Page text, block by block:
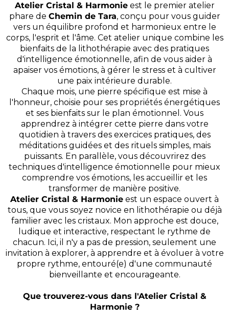
Atelier Cristal & Harmonieest le premier atelier
phare de Chemin de Tara, conçu pour vous guider
vers un équilibre profond et harmonieux entre le
corps, l'esprit et l'âme. Cet atelier unique combine les
bienfaits de la lithothérapie avec des pratiques
d'intelligence émotionnelle, afin de vous aider à
apaiser vos émotions, à gérer le stress et à cultiver
une paix intérieure durable.
Chaque mois, une pierre spécifique est mise à
l'honneur, choisie pour ses propriétés énergétiques
et ses bienfaits sur le plan émotionnel. Vous
apprendrez à intégrer cette pierre dans votre
quotidien à travers des exercices pratiques, des
méditations guidées et des rituels simples, mais
puissants. En parallèle, vous découvrirez des
techniques d'intelligence émotionnelle pour mieux
comprendre vos émotions, les accueillir et les
transformer de manière positive.
Atelier Cristal & Harmonie est un espace ouvert à
tous, que vous soyez novice en lithothérapie ou déjà
familier avec les cristaux. Mon approche est douce,
ludique et interactive, respectant le rythme de
chacun. Ici, il n'y a pas de pression, seulement une
invitation à explorer, à apprendre et à évoluer à votre
propre rythme, entouré(e) d'une communauté
bienveillante et encourageante.
Que trouverez-vous dans l'Atelier Cristal &
Harmonie ?